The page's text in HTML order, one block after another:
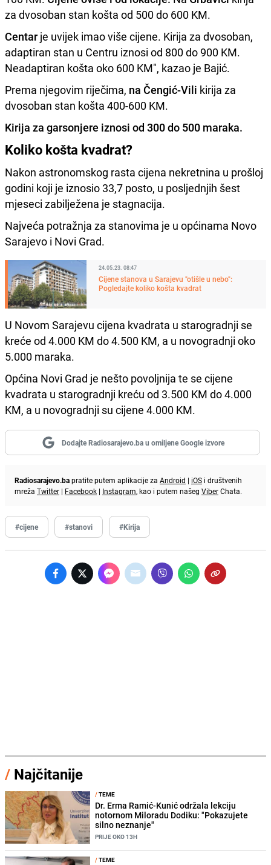
za dvosoban stan košta od 500 do 600 KM.
Centar je uvijek imao više cijene. Kirija za dvosoban,
adaptiran stan u Centru iznosi od 800 do 900 KM.
Neadaptiran košta oko 600 KM", kazao je Bajić.
Prema njegovim riječima, na Čengić-Vili kirija za
dvosoban stan košta 400-600 KM.
Kirija za garsonjere iznosi od 300 do 500 maraka.
Koliko košta kvadrat?
Nakon astronomskog rasta cijena nekretnina u prošloj
godini koji je iznosio 33,7 posto, u posljednjih šest
mjeseci zabilježena je stagnacija.
Najveća potražnja za stanovima je u općinama Novo
Sarajevo i Novi Grad.
24.05.23. 08:47
Cijene stanova u Sarajevu "otišle u nebo":
Pogledajte koliko košta kvadrat
U Novom Sarajevu cijena kvadrata u starogradnji se
kreće od 4.000 KM do 4.500 KM, a u novogradnji oko
5.000 maraka.
Općina Novi Grad je nešto povoljnija te se cijene
kvadrata u starogradnji kreću od 3.500 KM do 4.000
KM, a u novogradnji su cijene 4.000 KM.
Dodajte Radiosarajevo.ba u omiljene Google izvore
Radiosarajevo.bapratite putem aplikacije za Android | iOS i društvenih
mreža Twitter | Facebook | Instagram, kao i putem našeg ViberChata.
#cijene #stanovi #Kirija
/ Najčitanije
/TEME
Dr. Erma Ramić-Kunić održala lekciju
notornom Miloradu Dodiku: "Pokazujete
silno neznanje"
PRIJE OKO 13H
/TEME